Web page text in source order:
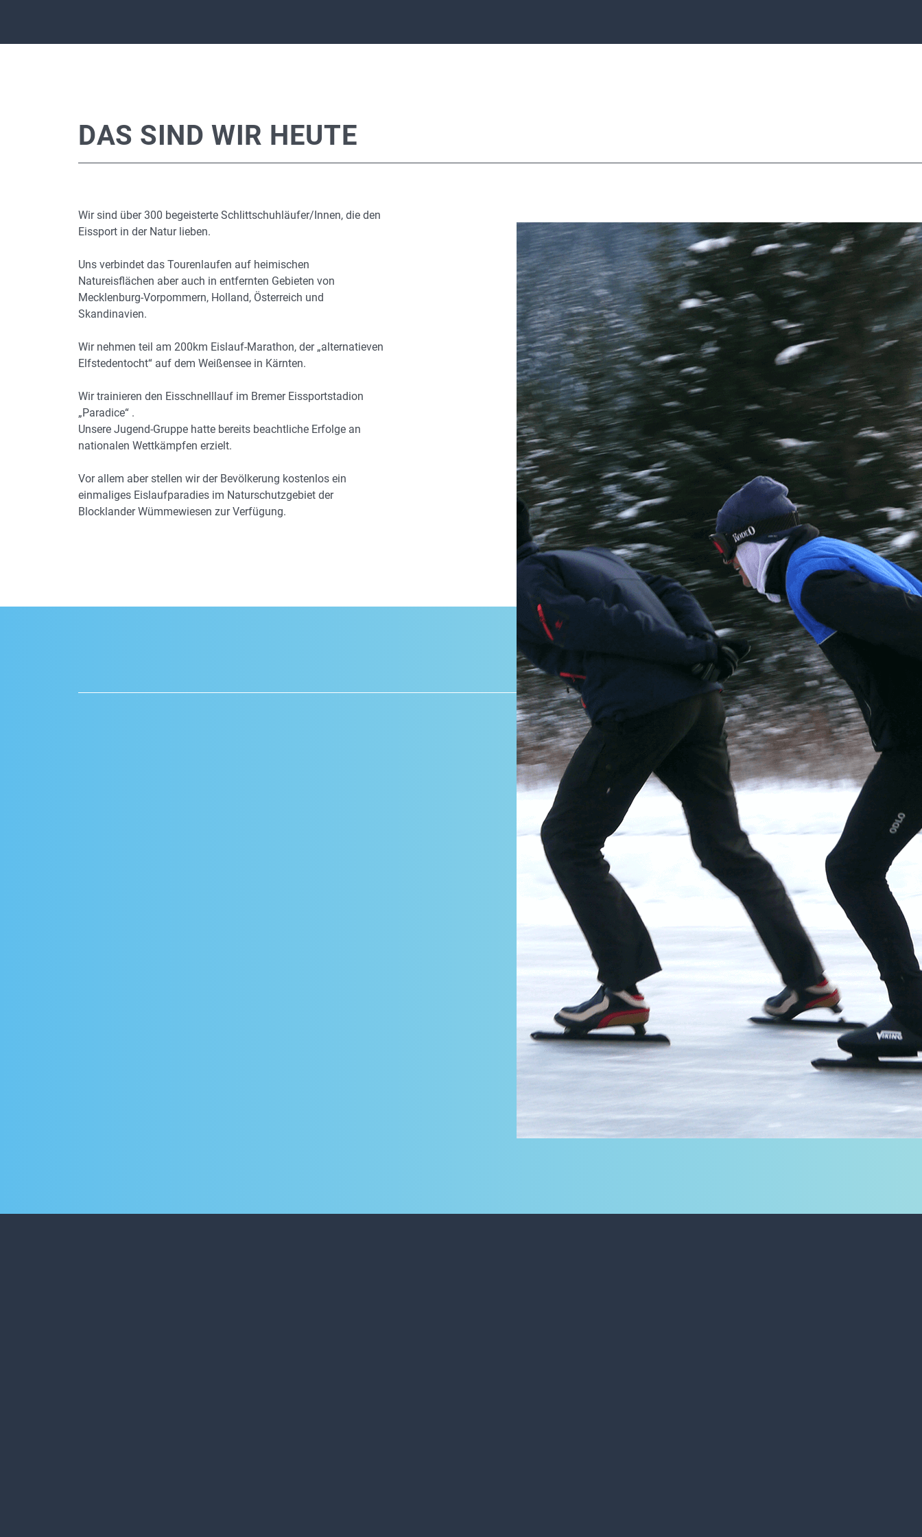
DAS SIND WIR HEUTE
Wir sind über 300 begeisterte Schlittschuhläufer/Innen, die den
Eissport in der Natur lieben.
Uns verbindet das Tourenlaufen auf heimischen
Natureisflächen aber auch in entfernten Gebieten von
Mecklenburg-Vorpommern, Holland, Österreich und
Skandinavien.
Wir nehmen teil am 200km Eislauf-Marathon, der „alternatieven
Elfstedentocht“ auf dem Weißensee in Kärnten.
Wir trainieren den Eisschnelllauf im Bremer Eissportstadion
„Paradice“ .
Unsere Jugend-Gruppe hatte bereits beachtliche Erfolge an
nationalen Wettkämpfen erzielt.
Vor allem aber stellen wir der Bevölkerung kostenlos ein
einmaliges Eislaufparadies im Naturschutzgebiet der
Blocklander Wümmewiesen zur Verfügung.